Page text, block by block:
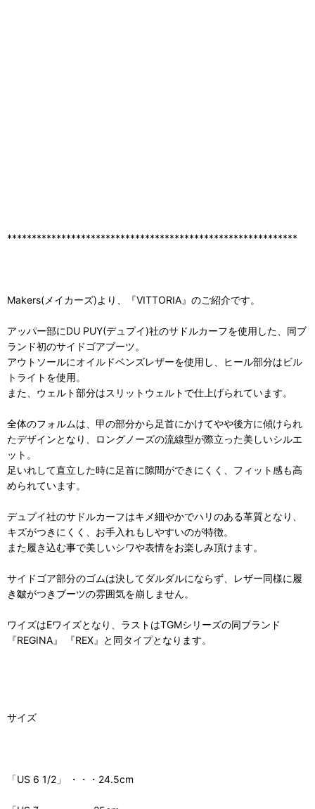
***********************************************************
Makers(メイカーズ)より、『VITTORIA』のご紹介です。
アッパー部にDU PUY(デュプイ)社のサドルカーフを使用した、同ブ
ランド初のサイドゴアブーツ。
アウトソールにオイルドベンズレザーを使用し、ヒール部分はビル
トライトを使用。
また、ウェルト部分はスリットウェルトで仕上げられています。
全体のフォルムは、甲の部分から足首にかけてやや後方に傾けられ
たデザインとなり、ロングノーズの流線型が際立った美しいシルエ
ット。
足いれして直立した時に足首に隙間ができにくく、フィット感も高
められています。
デュプイ社のサドルカーフはキメ細やかでハリのある革質となり、
キズがつきにくく、お手入れもしやすいのが特徴。
また履き込む事で美しいシワや表情をお楽しみ頂けます。
サイドゴア部分のゴムは決してダルダルにならず、レザー同様に履
き皺がつきブーツの雰囲気を崩しません。
ワイズはEワイズとなり、ラストはTGMシリーズの同ブランド
『REGINA』 『REX』と同タイプとなります。
サイズ
「US 6 1/2」 ・・・24.5cm